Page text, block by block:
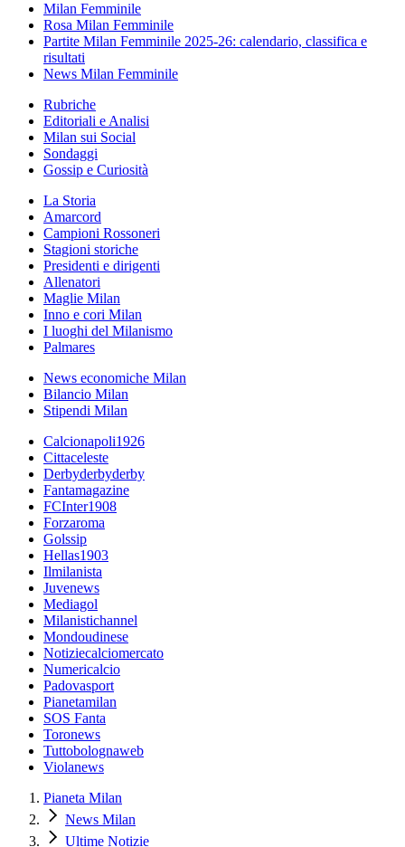
Milan Femminile
Rosa Milan Femminile
Partite Milan Femminile 2025-26: calendario, classifica e
risultati
News Milan Femminile
Rubriche
Editoriali e Analisi
Milan sui Social
Sondaggi
Gossip e Curiosità
La Storia
Amarcord
Campioni Rossoneri
Stagioni storiche
Presidenti e dirigenti
Allenatori
Maglie Milan
Inno e cori Milan
I luoghi del Milanismo
Palmares
News economiche Milan
Bilancio Milan
Stipendi Milan
Calcionapoli1926
Cittaceleste
Derbyderbyderby
Fantamagazine
FCInter1908
Forzaroma
Golssip
Hellas1903
Ilmilanista
Juvenews
Mediagol
Milanistichannel
Mondoudinese
Notiziecalciomercato
Numericalcio
Padovasport
Pianetamilan
SOS Fanta
Toronews
Tuttobolognaweb
Violanews
Pianeta Milan
News Milan
Ultime Notizie